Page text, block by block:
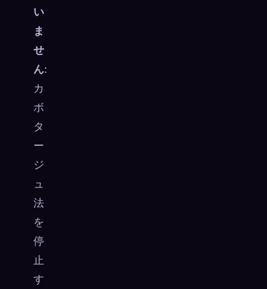
い
ま
せ
ん:
カ
ボ
タ
ー
ジ
ュ
法
を
停
止
す